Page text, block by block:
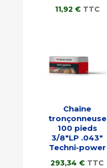
11,92 € TTC
Chaîne
tronçonneuse
100 pieds
3/8″LP .043″
Techni-power
293,34€ TTC